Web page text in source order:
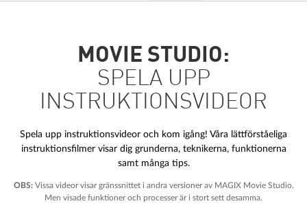
MOVIE STUDIO:
SPELA UPP
INSTRUKTIONSVIDEOR
Spela upp instruktionsvideor och kom igång! Våra lättförståeliga
instruktionsfilmer visar dig grunderna, teknikerna, funktionerna
samt många tips.
OBS: Vissa videor visar gränssnittet i andra versioner av MAGIX Movie Studio.
Men visade funktioner och processer är i stort sett desamma.